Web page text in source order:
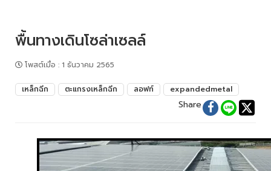
พื้นทางเดินโซล่าเซลล์
โพสต์เมื่อ : 1 ธันวาคม 2565
เหล็กฉีก ตะแกรงเหล็กฉีก ลอฟท์ expandedmetal
Share